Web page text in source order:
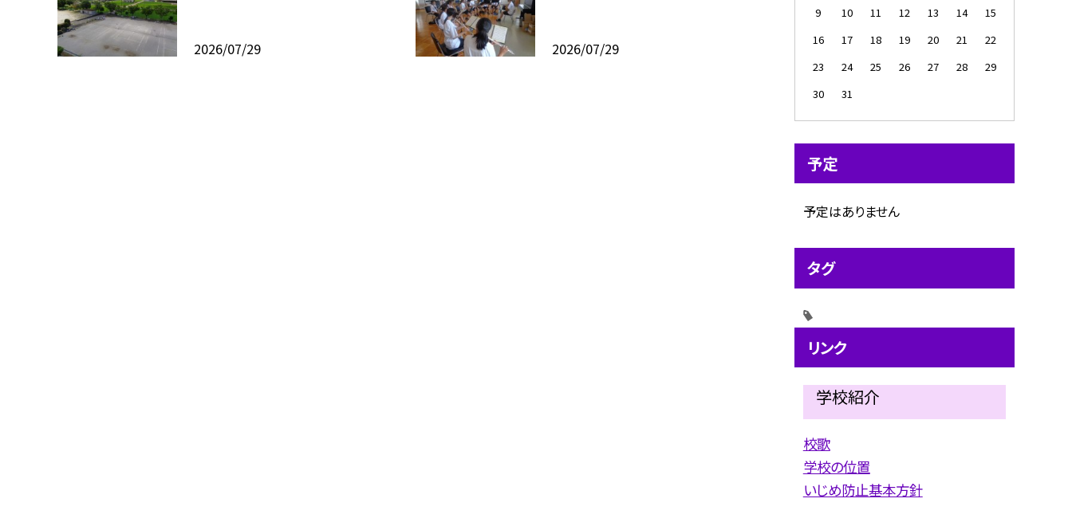
2026/07/29 2026/07/29
9
10 11 12 13 14
15
16
17 18 19 20 21
22
23
24 25 26 27 28
29
30
31
予定
予定はありません
タグ
リンク
学校紹介
校歌
学校の位置
いじめ防止基本方針